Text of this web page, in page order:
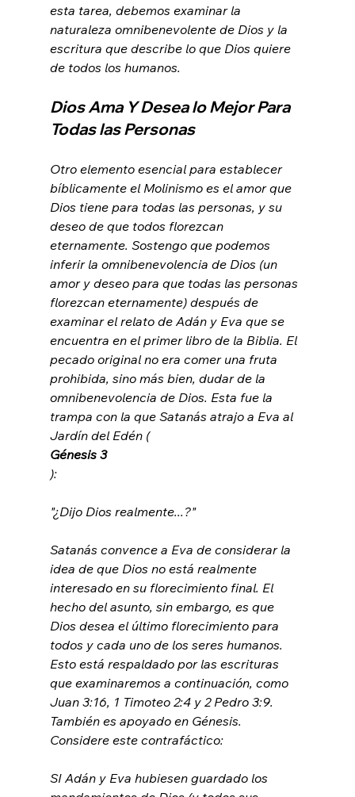
esta tarea, debemos examinar la
naturaleza omnibenevolente de Dios y la
escritura que describe lo que Dios quiere
Dios Ama Y Desea lo Mejor Para
Todas las Personas
Otro elemento esencial para establecer
bíblicamente el Molinismo es el amor que
Dios tiene para todas las personas, y su
deseo de que todos florezcan
eternamente. Sostengo que podemos
inferir la omnibenevolencia de Dios (un
amor y deseo para que todas las personas
florezcan eternamente) después de
examinar el relato de Adán y Eva que se
encuentra en el primer libro de la Biblia. El
pecado original no era comer una fruta
prohibida, sino más bien, dudar de la
omnibenevolencia de Dios. Esta fue la
trampa con la que Satanás atrajo a Eva al
Jardín del Edén (
Génesis 3
):
"¿Dijo Dios realmente...?"
Satanás convence a Eva de considerar la
idea de que Dios no está realmente
interesado en su florecimiento final. El
hecho del asunto, sin embargo, es que
Dios desea el último florecimiento para
todos y cada uno de los seres humanos.
Esto está respaldado por las escrituras
que examinaremos a continuación, como
Juan 3:16, 1 Timoteo 2:4 y 2 Pedro 3:9.
También es apoyado en Génesis.
Considere este contrafáctico:
SI Adán y Eva hubiesen guardado los